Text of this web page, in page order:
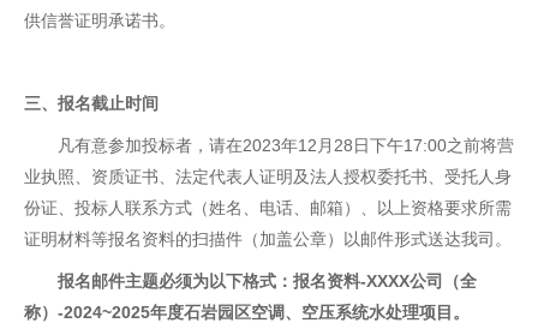
供信誉证明承诺书。
三、报名截止时间
凡有意参加投标者，请在2023年12月28日下午17:00之前将营
业执照、资质证书、法定代表人证明及法人授权委托书、受托人身
份证、投标人联系方式（姓名、电话、邮箱）、以上资格要求所需
证明材料等报名资料的扫描件（加盖公章）以邮件形式送达我司。
报名邮件主题必须为以下格式：报名资料-XXXX公司 （全
称） -2024~2025年度石岩园区空调、空压系统水处理项目 。